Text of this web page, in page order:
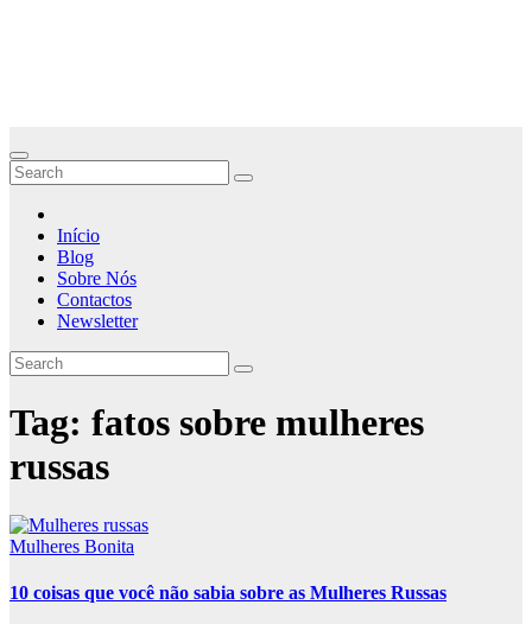
Início
Blog
Sobre Nós
Contactos
Newsletter
Tag: fatos sobre mulheres
russas
Mulheres Bonita
10 coisas que você não sabia sobre as Mulheres Russas